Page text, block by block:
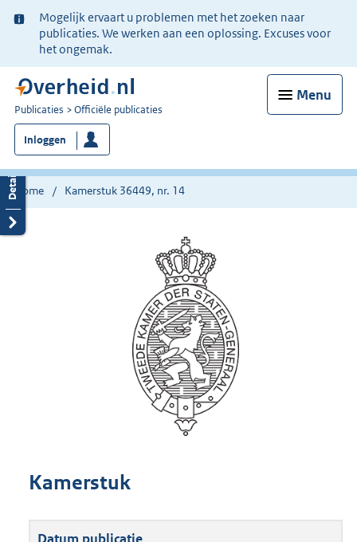
Ter
informatie:
Mogelijk ervaart u problemen met het zoeken naar
publicaties. We werken aan een oplossing. Excuses voor
het ongemak.
Menu
U
bent
nu
hier:
Publicaties Officiële publicaties
Inloggen
Home Kamerstuk 36449, nr. 14
Kamerstuk